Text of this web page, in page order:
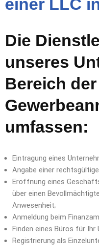
einer LLC
Die
unseres
Bereich der
umfassen:
Eintragung eines
Angabe einer
Eröffnung eines
über einen
Anwesenheit;
Anmeldung beim
Finden eines Büros für Ihr
Registrierung als